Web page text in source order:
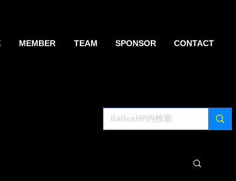
MEMBER TEAM SPONSOR CONTACT